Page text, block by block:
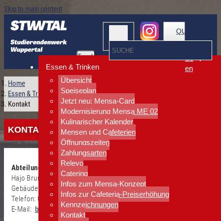
Skip to main content
Toggle
navigation
Essen & Trinken
Übersicht
Speiseplan
Jetzt neu: Mensa-Card
Modernisierung Mensa ME 02
Kulinarischer Kalender
Mensen und Cafeterien
Öffnungszeiten
Zahlungsarten
Relevo
Catering
Infos zum Mensa-Konzept
Infos zur Cafeteria-Preiserhöhung
Kennzeichnungen
Kontakt
QUICKLINKS
de
en
Home
Essen & Trinken
Kontakt
KONTAKT
Abteilungsleitung
Hajo Brunies
Gebäude: ME 05.06
Telefon: 0202 439 2550
E-Mail: brunies(at)hsw.uni-wuppertal.de